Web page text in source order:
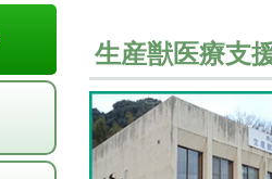
生産獣医療支